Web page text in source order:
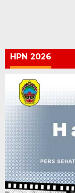
HPN 2026